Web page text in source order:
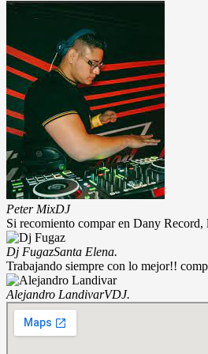
Peter MixDJ
Si recomiento compar en Dany Record,
Dj FugazSanta Elena.
Trabajando siempre con lo mejor!!
Alejandro LandivarVDJ.